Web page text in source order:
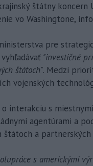
štátny
vo Washingtone,
pre
"investičné
štátoch". Medzi
vojenských
interakciu s
agentúrami a
štátoch a partnerských
s americkými